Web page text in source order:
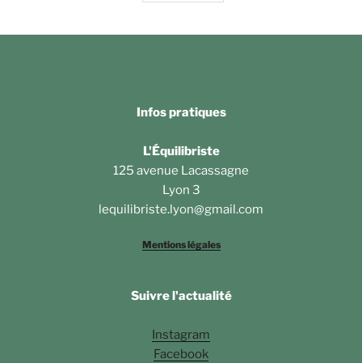
Infos pratiques
L'Équilibriste
125 avenue Lacassagne
Lyon 3
lequilibriste.lyon@gmail.com
Mentions légales
Suivre l'actualité
Instagram
Facebook